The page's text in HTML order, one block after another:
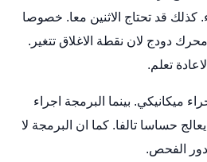
كذلك قد تحتاج الاثنين معا. خصوصا
دودج لان نقطة الاغلاق تتغير.
تعلم.
ميكانيكي. بينما البرمجة اجراء
حساسا تالفا. كما ان البرمجة لا
دور الفحص.